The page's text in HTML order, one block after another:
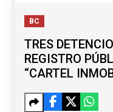
BC
TRES
REGISTRO
“CARTEL
ENTRE LOS